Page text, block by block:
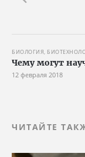
БИОЛОГИЯ,
Чему могут
12 февраля 2018
ЧИТАЙТЕ